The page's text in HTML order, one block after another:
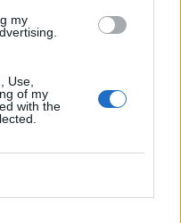
my
Use,
of my
with the
øker